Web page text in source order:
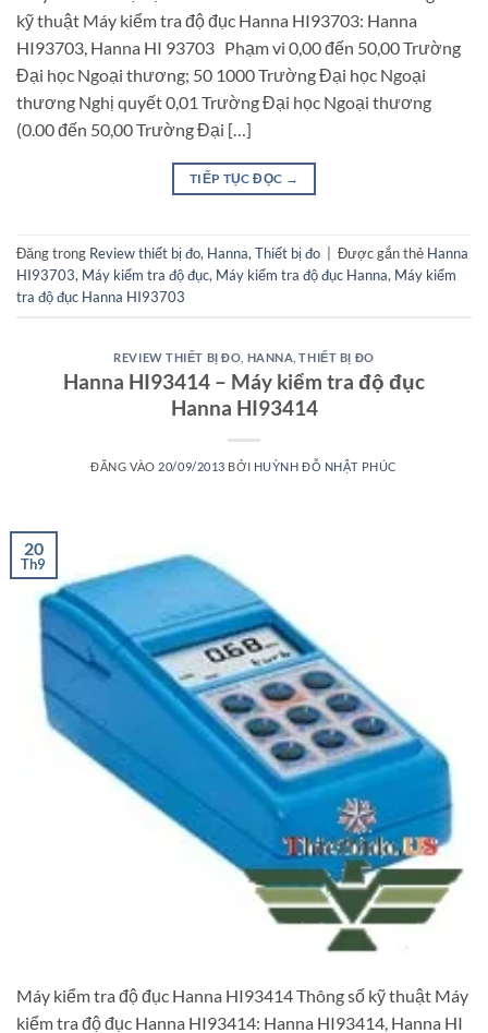
kỹ thuật Máy kiểm tra độ đục Hanna HI93703: Hanna
HI93703, Hanna HI 93703 Phạm vi 0,00 đến 50,00 Trường
Đại học Ngoại thương; 50 1000 Trường Đại học Ngoại
thương Nghị quyết 0,01 Trường Đại học Ngoại thương
(0.00 đến 50,00 Trường Đại […]
TIẾP TỤC ĐỌC →
Đăng trong Review thiết bị đo, Hanna, Thiết bị đo Được gắn thẻ Hanna
HI93703, Máy kiểm tra độ đục, Máy kiểm tra độ đục Hanna, Máy kiểm
tra độ đục Hanna HI93703
REVIEW THIẾT BỊ ĐO HANNA ,THIẾT BỊ ĐO
Hanna HI93414 – Máy kiểm tra độ đục
Hanna HI93414
ĐĂNG VÀO 20/09/2013 BỞI HUỲNH ĐỖ NHẬT PHÚC
20
Th9
Máy kiểm tra độ đục Hanna HI93414 Thông số kỹ thuật Máy
kiểm tra độ đục Hanna HI93414: Hanna HI93414, Hanna HI